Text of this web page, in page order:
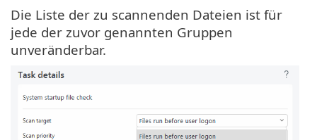
Die Liste der zu scannenden Dateien ist für
jede der zuvor genannten Gruppen
unveränderbar.